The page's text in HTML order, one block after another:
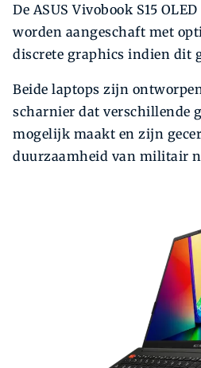
De ASUS Vivobook S15
worden aangeschaft met
discrete graphics indien dit
Beide laptops zijn
scharnier dat verschillende
mogelijk maakt en zijn
duurzaamheid van militair